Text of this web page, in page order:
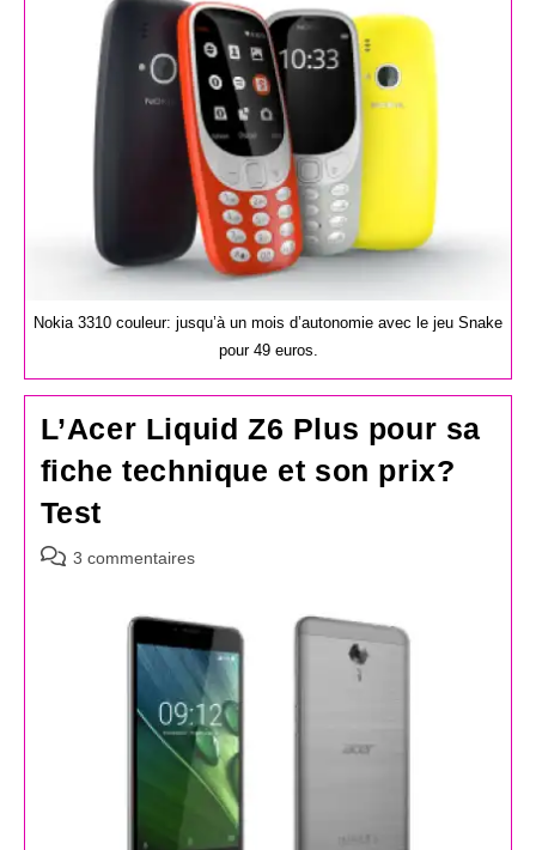
Nokia 3310 couleur: jusqu’à un mois d’autonomie avec le jeu Snake
pour 49 euros.
L’Acer Liquid Z6 Plus pour sa
fiche technique et son prix?
Test
Commentaires
publication :
3 commentaires